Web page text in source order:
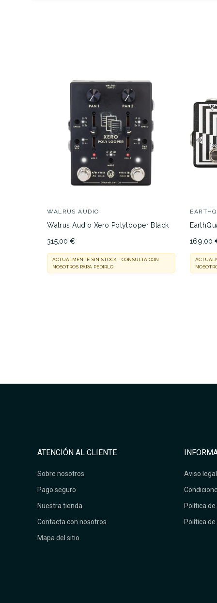
WALRUS AUDIO
Walrus Audio Xero Polylooper Black
315,00 €
ACTUALMENTE SIN STOCK - CONSULTA CON
NOSOTROS PARA PEDIRLO
169,00
ATENCIÓN AL CLIENTE
Sobre nosotros
Pago seguro
Nuestra tienda
Contacta con nosotros
Mapa del sitio
Aviso legal
Política
Política